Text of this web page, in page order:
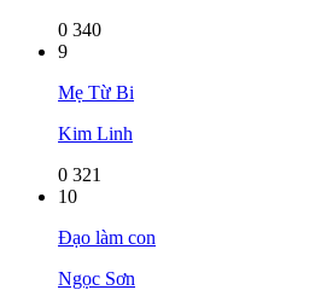
0 340
9
Mẹ Từ Bi
Kim Linh
0 321
10
Đạo làm con
Ngọc Sơn